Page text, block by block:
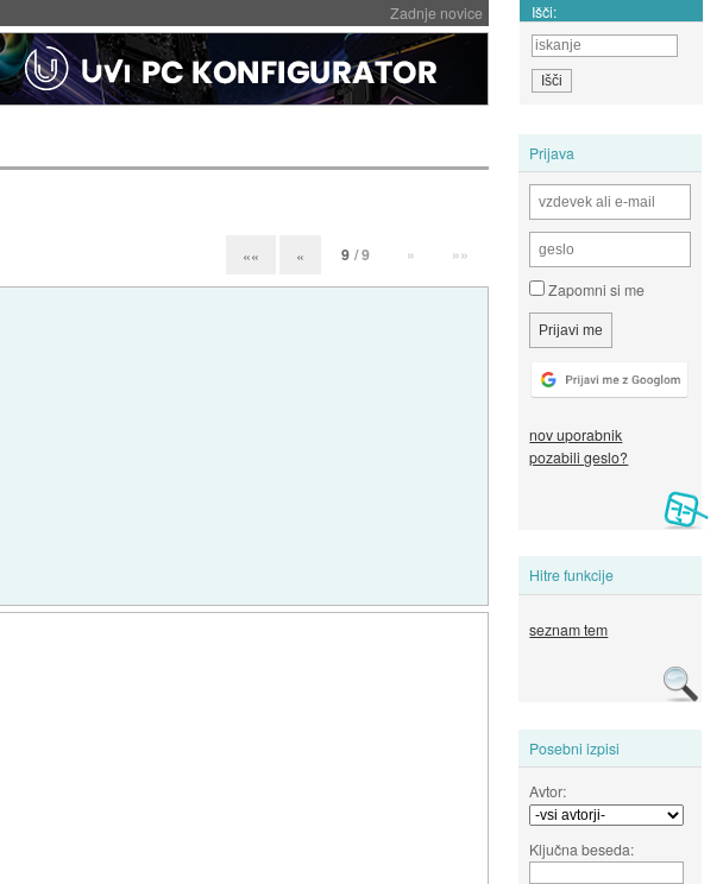
Zadnje novice Išči:
Prijava
Zapomni si me
nov uporabnik
pozabili geslo?
Hitre funkcije
seznam tem
Posebni izpisi
Avtor:
Ključna beseda:
«« « 9 / 9 » »»